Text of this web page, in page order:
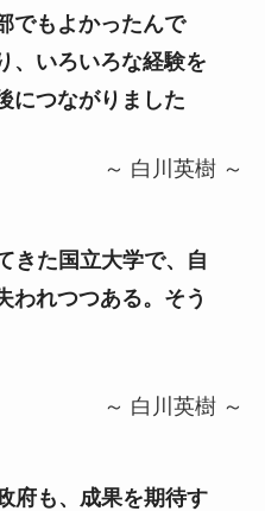
でもよかったんで
、いろいろな経験を
につながりました
～ 白川英樹 ～
きた国立大学で、自
われつつある。そう
～ 白川英樹 ～
府も、成果を期待す